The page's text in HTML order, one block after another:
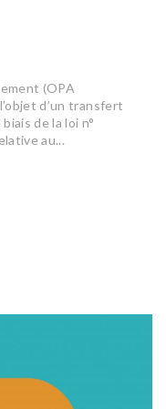
(OPA
d’un transfert
de la loi n°
au...